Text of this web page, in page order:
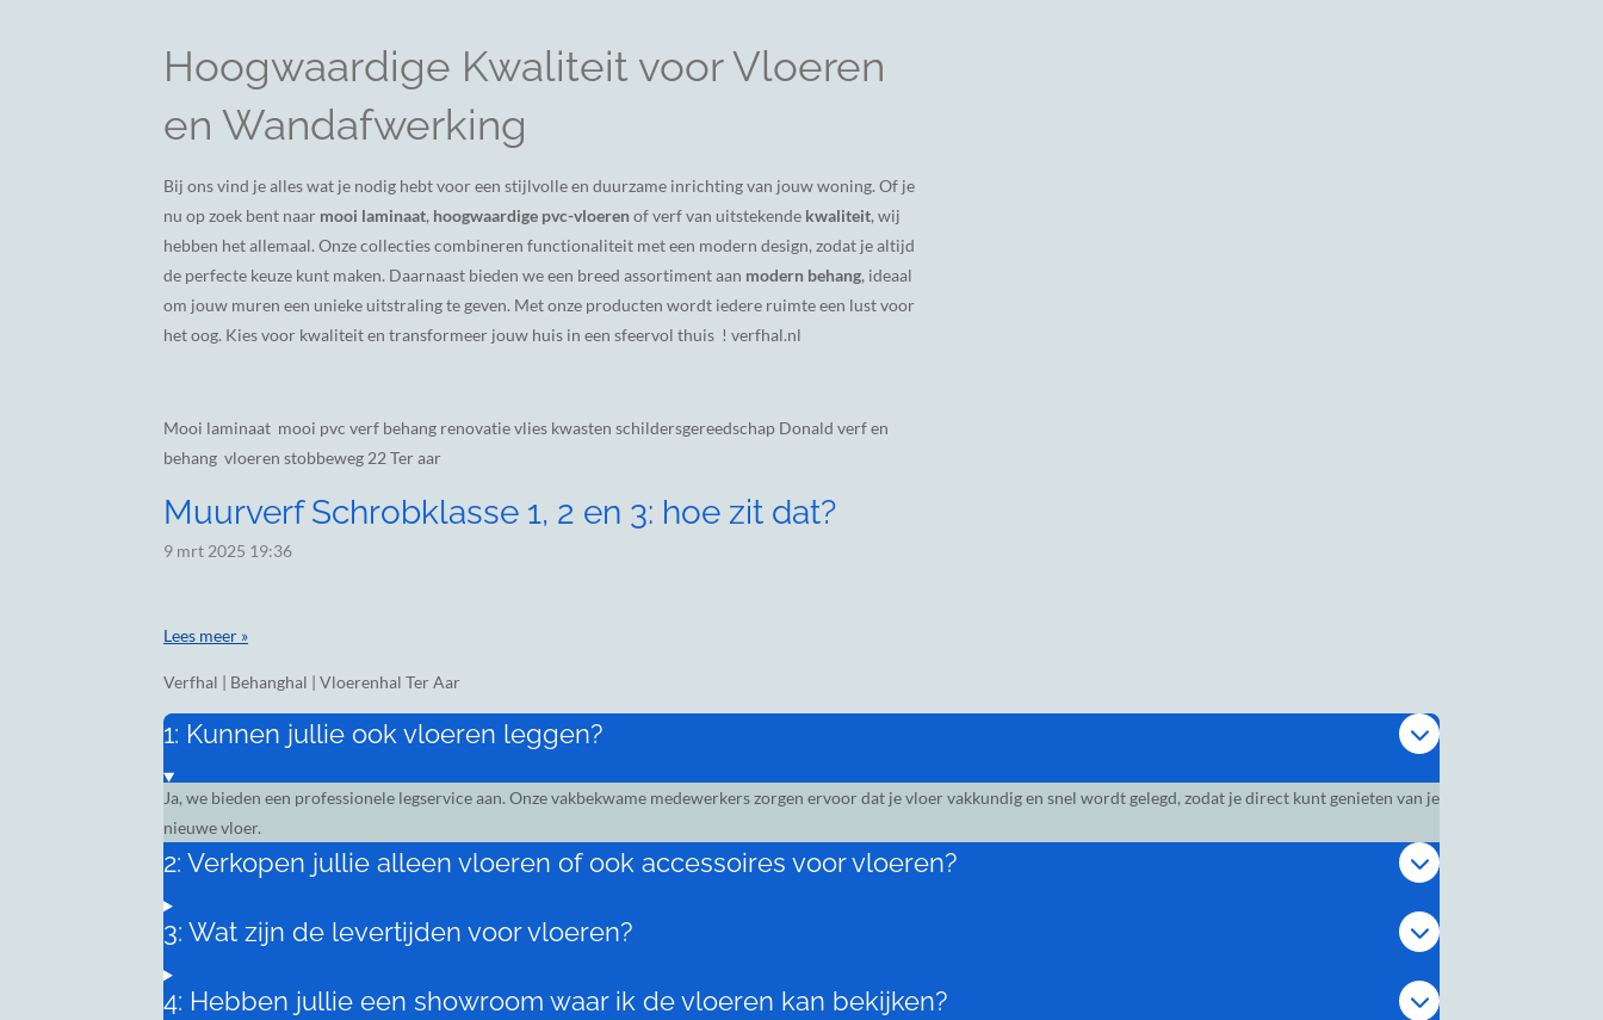
Hoogwaardige Kwaliteit voor Vloeren
en Wandafwerking
Bij ons vind je alles wat je nodig hebt voor een stijlvolle en duurzame inrichting van jouw woning. Of je
nu op zoek bent naar mooi laminaat, hoogwaardige pvc-vloerenof verf van uitstekende kwaliteit, wij
hebben het allemaal. Onze collecties combineren functionaliteit met een modern design, zodat je altijd
de perfecte keuze kunt maken. Daarnaast bieden we een breed assortiment aan modern behang, ideaal
om jouw muren een unieke uitstraling te geven. Met onze producten wordt iedere ruimte een lust voor
het oog. Kies voor kwaliteit en transformeer jouw huis in een sfeervol thuis ! verfhal.nl
Mooi laminaat mooi pvc verf behang renovatie vlies kwasten schildersgereedschap Donald verf en
behang vloeren stobbeweg 22 Ter aar
Muurverf Schrobklasse 1, 2 en 3: hoe zit dat?
9 mrt 2025 19:36
Lees meer »
Verfhal | Behanghal | Vloerenhal Ter Aar
1: Kunnen jullie ook vloeren leggen?
Ja, we bieden een professionele legservice aan. Onze vakbekwame medewerkers zorgen ervoor dat je vloer vakkundig en snel wordt gelegd, zodat je direct kunt genieten van je
nieuwe vloer.
2: Verkopen jullie alleen vloeren of ook accessoires voor vloeren?
3: Wat zijn de levertijden voor vloeren?
4: Hebben jullie een showroom waar ik de vloeren kan bekijken?